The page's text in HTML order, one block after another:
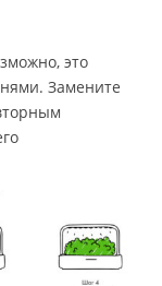
это
Замените